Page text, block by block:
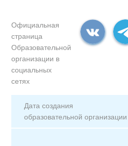
Официальная
страница
Образовательной
организации в
социальных
сетях
Дата создания
образовательной организации